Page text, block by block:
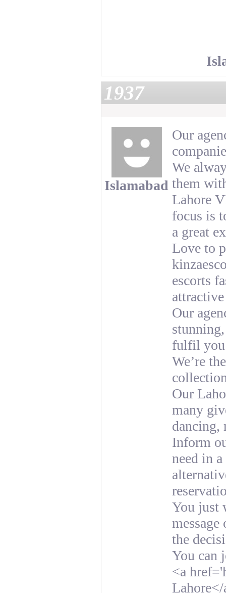
1937
Islamabad
Our
We
them
Lahore
focus is
a great
Love to
escorts
Our
fulfil
We’re
Our
many
dancing,
Inform
need in
You just
the
You can
<a